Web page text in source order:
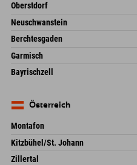
Oberstdorf
An der Breitach 3
Deutschland
Neuschwanstein
An der Riese 45
87484 Nesselwang im Allgäu
Deutschland
Berchtesgaden
Hofreitstr. 7
Deutschland
Garmisch
Frickenstraße 22
82490 Farchant
Bayrischzell
Deutschland
Österreich
Montafon
Dorfstr. 127b
6793 Gaschurn/Montafon
Österreich
Kitzbühel/St. Johann
Speckbacherstraße 87
Zillertal